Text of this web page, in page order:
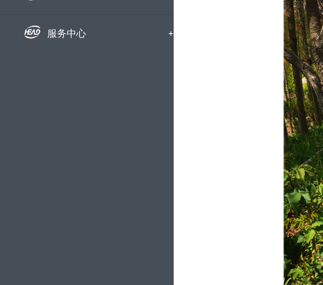
员工风采
科研动态
服务中心 +